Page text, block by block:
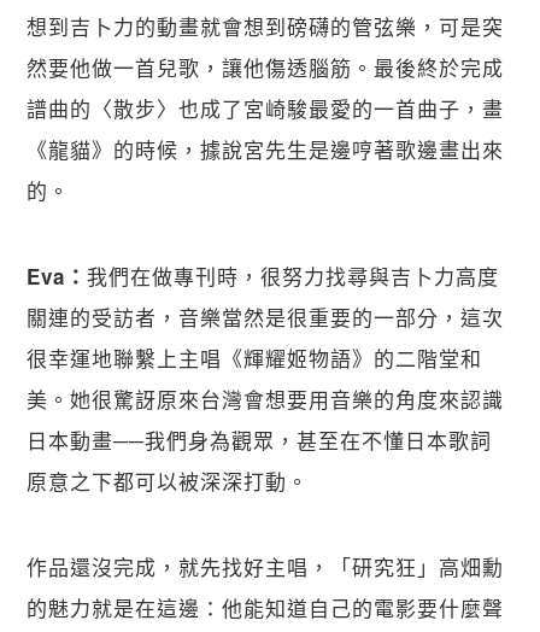
想到吉卜力的動畫就會想到磅礴的管弦樂，可是突
然要他做一首兒歌，讓他傷透腦筋。最後終於完成
譜曲的〈散步〉也成了宮崎駿最愛的一首曲子，畫
《龍貓》的時候，據說宮先生是邊哼著歌邊畫出來
的。
Eva：我們在做專刊時，很努力找尋與吉卜力高度
關連的受訪者，音樂當然是很重要的一部分，這次
很幸運地聯繫上主唱《輝耀姬物語》的二階堂和
美。她很驚訝原來台灣會想要用音樂的角度來認識
日本動畫──我們身為觀眾，甚至在不懂日本歌詞
原意之下都可以被深深打動。
作品還沒完成，就先找好主唱，「研究狂」高畑勳
的魅力就是在這邊：他能知道自己的電影要什麼聲